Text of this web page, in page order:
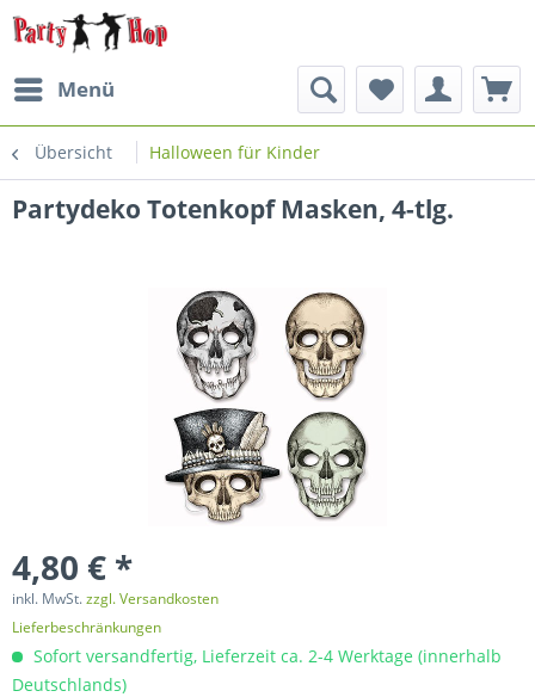
Menü
Übersicht Halloween für Kinder
Partydeko Totenkopf Masken, 4-tlg.
4,80 € *
inkl. MwSt.zzgl. Versandkosten
Lieferbeschränkungen
Sofort versandfertig, Lieferzeit ca. 2-4 Werktage (innerhalb
Deutschlands)